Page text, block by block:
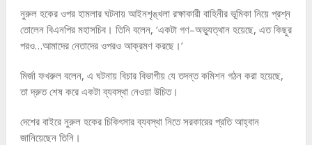
নুরুল হকের ওপর হামলার ঘটনায় আইনশৃঙ্খলা রক্ষাকারী বাহিনীর ভূমিকা নিয়ে প্রশ্ন
তোলেন বিএনপির মহাসচিব। তিনি বলেন, ‘একটা গণ–অভ্যুত্থান হয়েছে, এত কিছুর
পরও…আমাদের নেতাদের ওপরও আক্রমণ করছে।’
মির্জা ফখরুল বলেন, এ ঘটনায় বিচার বিভাগীয় যে তদন্ত কমিশন গঠন করা হয়েছে,
তা দ্রুত শেষ করে একটা ব্যবস্থা নেওয়া উচিত।
দেশের বাইরে নুরুল হকের চিকিৎসার ব্যবস্থা নিতে সরকারের প্রতি আহ্বান
জানিয়েছেন তিনি।